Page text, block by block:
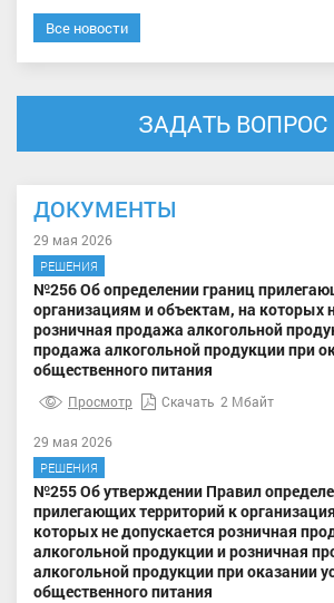
Все новости
ЗАДАТЬ ВОПРОС
ДОКУМЕНТЫ
29 мая 2026
РЕШЕНИЯ
№256 Об определении границ
организациям и объектам, на которых
розничная продажа алкогольной
продажа алкогольной продукции при
общественного питания
Просмотр Скачать 2 Мбайт
29 мая 2026
РЕШЕНИЯ
№255 Об утверждении Правил
прилегающих территорий к
которых не допускается розничная
алкогольной продукции и розничная
алкогольной продукции при оказании
общественного питания